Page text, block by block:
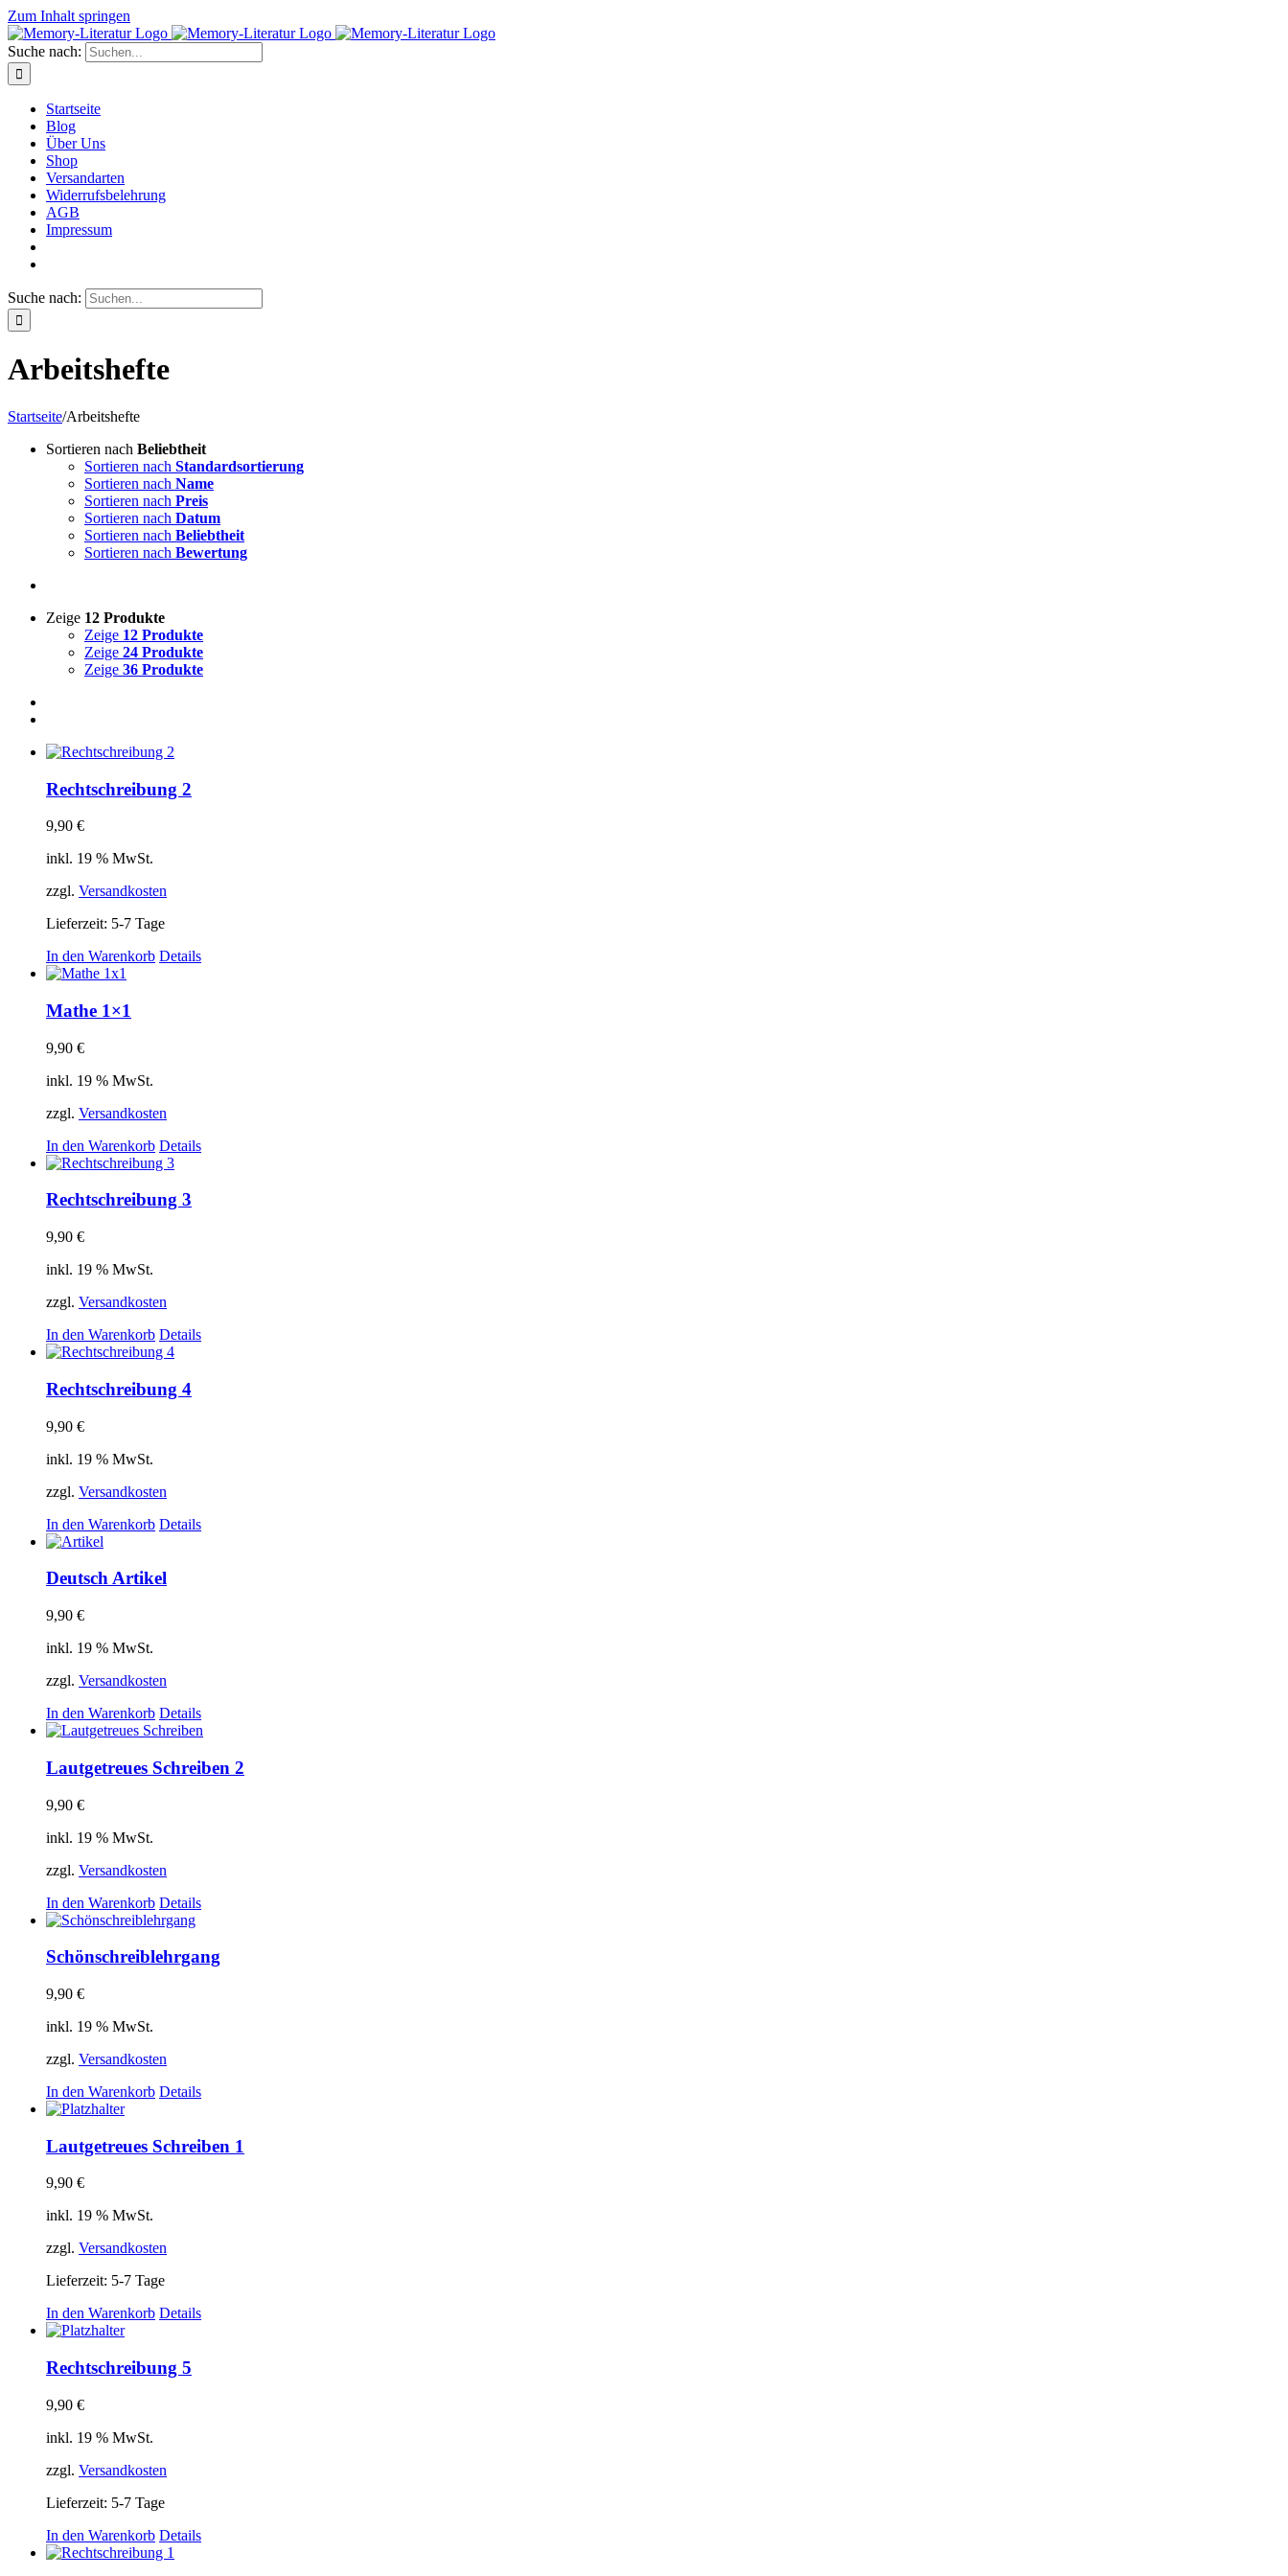
Zum Inhalt springen
Suche nach:
Startseite
Blog
Über Uns
Shop
Versandarten
Widerrufsbelehrung
AGB
Impressum
Suche nach:
Arbeitshefte
Startseite/Arbeitshefte
Sortieren nach Beliebtheit
Sortieren nach Standardsortierung
Sortieren nach Name
Sortieren nach Preis
Sortieren nach Datum
Sortieren nach Beliebtheit
Sortieren nach Bewertung
Zeige 12 Produkte
Zeige 12 Produkte
Zeige 24 Produkte
Zeige 36 Produkte
Rechtschreibung 2
9,90 €
inkl. 19 % MwSt.
zzgl. Versandkosten
Lieferzeit: 5-7 Tage
In den Warenkorb Details
Mathe 1×1
9,90 €
inkl. 19 % MwSt.
zzgl. Versandkosten
In den Warenkorb Details
Rechtschreibung 3
9,90 €
inkl. 19 % MwSt.
zzgl. Versandkosten
In den Warenkorb Details
Rechtschreibung 4
9,90 €
inkl. 19 % MwSt.
zzgl. Versandkosten
In den Warenkorb Details
Deutsch Artikel
9,90 €
inkl. 19 % MwSt.
zzgl. Versandkosten
In den Warenkorb Details
Lautgetreues Schreiben 2
9,90 €
inkl. 19 % MwSt.
zzgl. Versandkosten
In den Warenkorb Details
Schönschreiblehrgang
9,90 €
inkl. 19 % MwSt.
zzgl. Versandkosten
In den Warenkorb Details
Lautgetreues Schreiben 1
9,90 €
inkl. 19 % MwSt.
zzgl. Versandkosten
Lieferzeit: 5-7 Tage
In den Warenkorb Details
Rechtschreibung 5
9,90 €
inkl. 19 % MwSt.
zzgl. Versandkosten
Lieferzeit: 5-7 Tage
In den Warenkorb Details